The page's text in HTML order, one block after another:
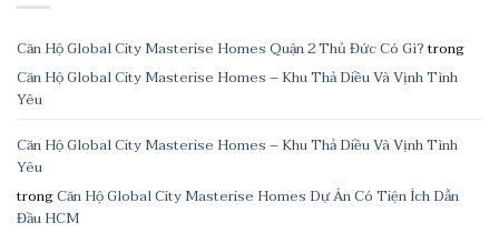
Căn Hộ Global City Masterise Homes Quận 2 Thủ Đức Có Gì?trong
Căn Hộ Global City Masterise Homes – Khu Thả Diều Và Vịnh Tình
Yêu
Căn Hộ Global City Masterise Homes – Khu Thả Diều Và Vịnh Tình
Yêu
trongCăn Hộ Global City Masterise Homes Dự Án Có Tiện Ích Dẫn
Đầu HCM